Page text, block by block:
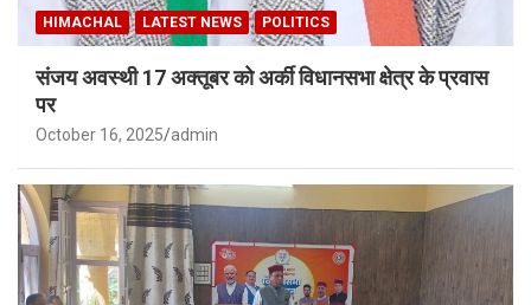
HIMACHAL LATEST NEWS POLITICS
संजय अवस्थी 17 अक्तूबर को अर्की विधानसभा क्षेत्र के प्रवास
पर
October 16, 2025 admin